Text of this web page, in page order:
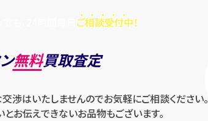
ご相談受付中！
無料買取査定
渉はいたしませんのでお気軽にご相談ください。
お伝えできないお品物もございます。